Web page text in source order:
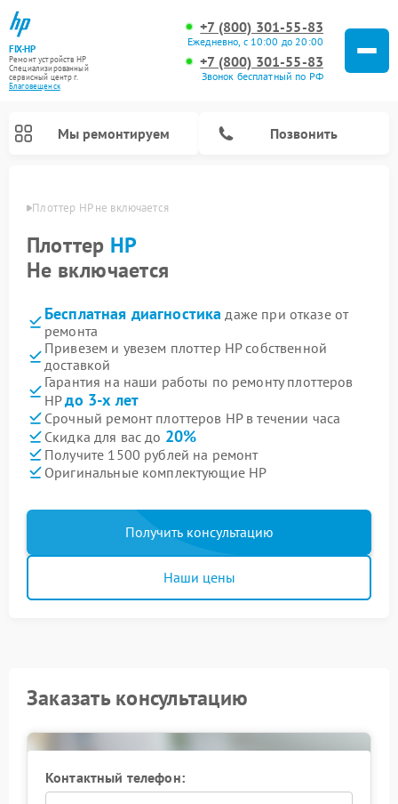
FIX-HP
Ремонт устройств HP
Специализированный
cервисный центр г.
Благовещенск
+7 (800) 301-55-83
Ежедневно, с 10:00 до 20:00
+7 (800) 301-55-83
Звонок бесплатный по РФ
Мы ремонтируем Позвонить
Плоттер HP не включается
Плоттер HP
Не включается
Бесплатная диагностика даже при отказе от
ремонта
Привезем и увезем плоттер HP собственной
доставкой
Гарантия на наши работы по ремонту плоттеров
HPдо 3-х лет
Срочный ремонт плоттеров HP в течении часа
Скидка для вас до 20%
Получите 1500 рублей на ремонт
Оригинальные комплектующие HP
Получить консультацию
Наши цены
Заказать консультацию
Контактный телефон: